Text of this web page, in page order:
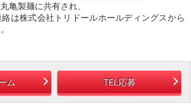
亀製麺に共有され、
は株式会社トリドールホールディングスから
ム TEL応募